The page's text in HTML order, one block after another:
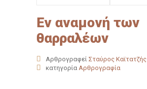
Εν αναμονή των
θαρραλέων
Αρθρογραφεί Σταύρος Καϊτατζής
κατηγορία Αρθρογραφία